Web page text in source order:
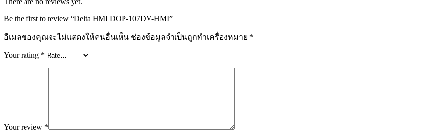
Be the first to review “Delta HMI DOP-107DV-HMI”
อีเมลของคุณจะไม่แสดงให้คนอื่นเห็น ช่องข้อมูลจำเป็นถูกทำเครื่องหมาย *
Your rating *
Your review *